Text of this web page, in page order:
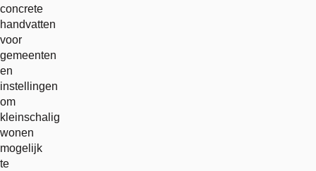
concrete
handvatten
voor
gemeenten
en
instellingen
om
kleinschalig
wonen
mogelijk
te